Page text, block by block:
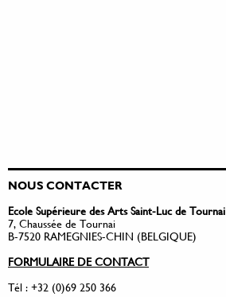
NOUS CONTACTER
Ecole Supérieure des Arts Saint-Luc de Tournai
7, Chaussée de Tournai
B-7520 RAMEGNIES-CHIN (BELGIQUE)
FORMULAIRE DE CONTACT
Tél : +32 (0)69 250 366